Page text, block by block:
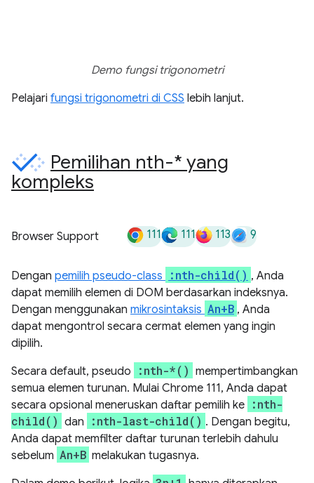
Demo fungsi trigonometri
Pelajari fungsi trigonometri di CSS lebih lanjut.
Pemilihan nth-* yang
kompleks
Browser Support 111 111 113 9
Dengan pemilih pseudo-class :nth-child() , Anda
dapat memilih elemen di DOM berdasarkan indeksnya.
Dengan menggunakan mikrosintaksis An+B , Anda
dapat mengontrol secara cermat elemen yang ingin
dipilih.
Secara default, pseudo
:nth-*() mempertimbangkan
semua elemen turunan. Mulai Chrome 111, Anda dapat
secara opsional meneruskan daftar pemilih ke :nth-
child() dan :nth-last-child() . Dengan begitu,
Anda dapat memfilter daftar turunan terlebih dahulu
sebelum An+B melakukan tugasnya.